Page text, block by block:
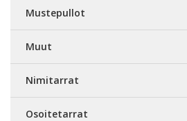
Mustepullot
Muut
Nimitarrat
Osoitetarrat